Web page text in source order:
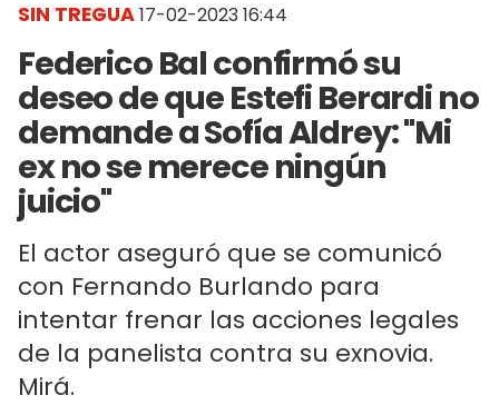
SIN TREGUA17-02-2023 16:44
Federico Bal confirmó su
deseo de que Estefi Berardi no
demande a Sofía Aldrey: "Mi
ex no se merece ningún
juicio"
El actor aseguró que se comunicó
con Fernando Burlando para
intentar frenar las acciones legales
de la panelista contra su exnovia.
Mirá.